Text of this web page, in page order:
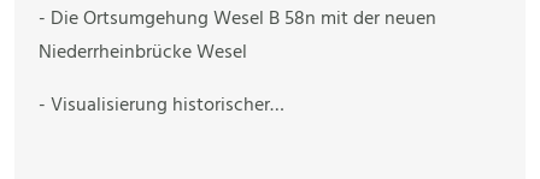
- Die Ortsumgehung Wesel B 58n mit der neuen
Niederrheinbrücke Wesel
- Visualisierung historischer…